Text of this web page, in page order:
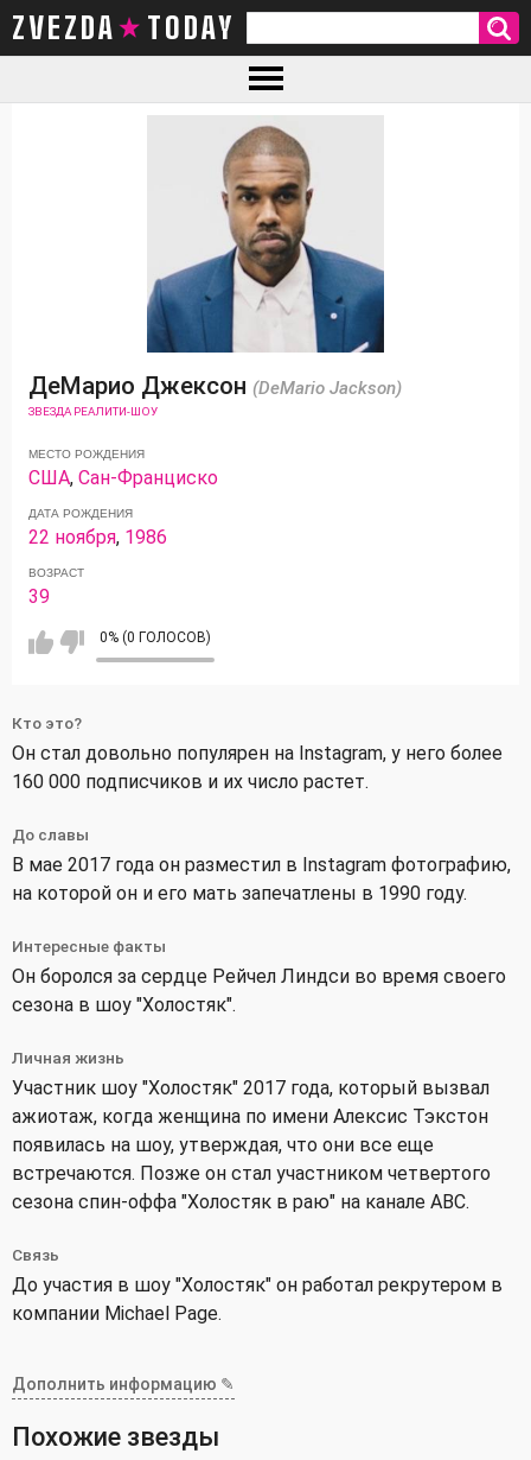
ZVEZDA TODAY
ДеМарио Джексон (DeMario Jackson)
ЗВЕЗДА РЕАЛИТИ-ШОУ
МЕСТО РОЖДЕНИЯ
США,Сан-Франциско
ДАТА РОЖДЕНИЯ
22 ноября, 1986
ВОЗРАСТ
39
0% (0 ГОЛОСОВ)
Кто это?
Он стал довольно популярен на Instagram, у него более
160 000 подписчиков и их число растет.
До славы
В мае 2017 года он разместил в Instagram фотографию,
на которой он и его мать запечатлены в 1990 году.
Интересные факты
Он боролся за сердце Рейчел Линдси во время своего
сезона в шоу "Холостяк".
Личная жизнь
Участник шоу "Холостяк" 2017 года, который вызвал
ажиотаж, когда женщина по имени Алексис Тэкстон
появилась на шоу, утверждая, что они все еще
встречаются. Позже он стал участником четвертого
сезона спин-оффа "Холостяк в раю" на канале ABC.
Связь
До участия в шоу "Холостяк" он работал рекрутером в
компании Michael Page.
Дополнить информацию ✎
Похожие звезды